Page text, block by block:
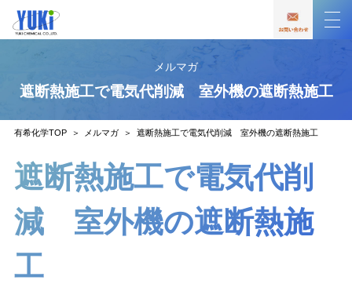
メルマガ
遮断熱施工で電気代削減 室外機の遮断熱施工
有希化学TOP メルマガ 遮断熱施工で電気代削減 室外機の遮断熱施工
遮断熱施工で電気代削
減 室外機の遮断熱施
工